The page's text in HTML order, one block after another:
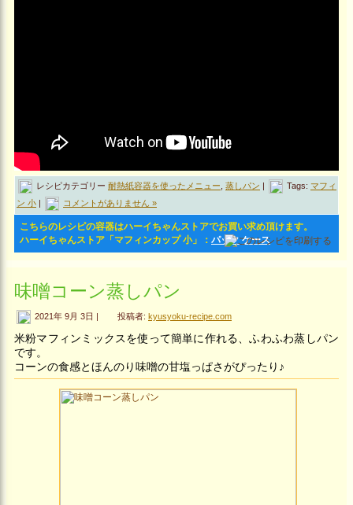
レシピカテゴリー 耐熱紙容器を使ったメニュー 蒸しパン | Tags: マフィ
ン 小 | コメントがありません »
こちらのレシピの容器はハーイちゃんストアでお買い求め頂けます。
ハーイちゃんストア「マフィンカップ 小」： パック ケース
味噌コーン蒸しパン
2021年 9月 3日 | 投稿者: kyusyoku-recipe.com
米粉マフィンミックスを使って簡単に作れる、ふわふわ蒸しパン
です。
コーンの食感とほんのり味噌の甘塩っぱさがぴったり♪